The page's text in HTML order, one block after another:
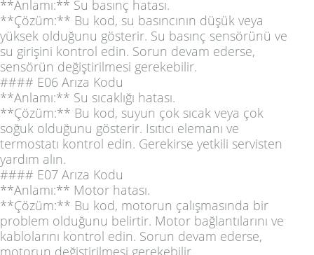
**Anlamı:** Su basınç hatası.
**Çözüm:** Bu kod, su basıncının düşük veya
yüksek olduğunu gösterir. Su basınç sensörünü ve
su girişini kontrol edin. Sorun devam ederse,
sensörün değiştirilmesi gerekebilir.
#### E06 Arıza Kodu
**Anlamı:** Su sıcaklığı hatası.
**Çözüm:** Bu kod, suyun çok sıcak veya çok
soğuk olduğunu gösterir. Isıtıcı elemanı ve
termostatı kontrol edin. Gerekirse yetkili servisten
yardım alın.
#### E07 Arıza Kodu
**Anlamı:** Motor hatası.
**Çözüm:** Bu kod, motorun çalışmasında bir
problem olduğunu belirtir. Motor bağlantılarını ve
kablolarını kontrol edin. Sorun devam ederse,
motorun değiştirilmesi gerekebilir.